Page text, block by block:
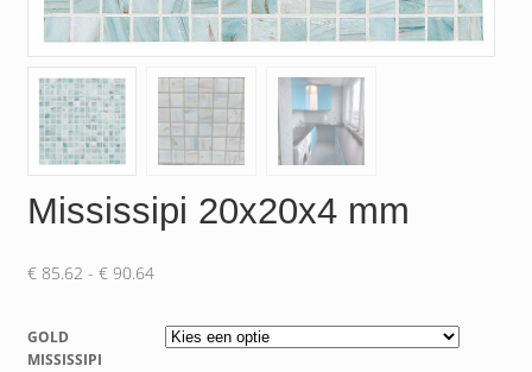
Mississipi 20x20x4 mm
€85.62 - €90.64Prijsklasse:
tot
€ 90.64
GOLD
MISSISSIPI